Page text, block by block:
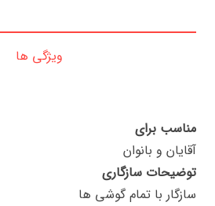
ویژگی ها
مناسب برای
آقایان و بانوان
توضیحات سازگاری
سازگار با تمام گوشی ها